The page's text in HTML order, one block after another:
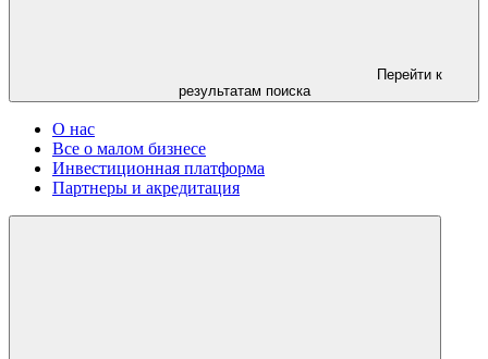
Перейти к
результатам поиска
О нас
Все о малом бизнесе
Инвестиционная платформа
Партнеры и акредитация